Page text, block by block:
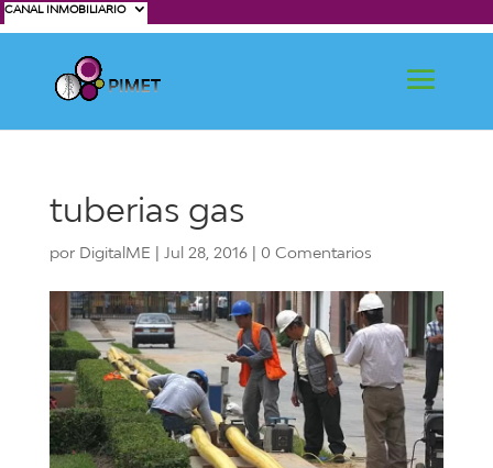
CANAL INMOBILIARIO
tuberias gas
por DigitalME | Jul 28, 2016| 0 Comentarios